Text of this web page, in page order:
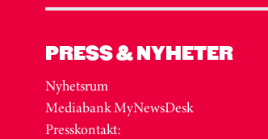
PRESS & NYHETER
Nyhetsrum
Mediabank MyNewsDesk
Presskontakt: